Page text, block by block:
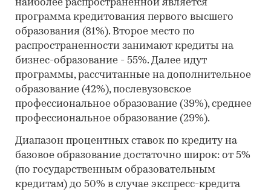
наиболее распространенной является
программа кредитования первого высшего
образования (81%). Второе место по
распространенности занимают кредиты на
бизнес-образование - 55%. Далее идут
программы, рассчитанные на дополнительное
образование (42%), послевузовское
профессиональное образование (39%), среднее
профессиональное образование (29%).
Диапазон процентных ставок по кредиту на
базовое образование достаточно широк: от 5%
(по государственным образовательным
кредитам) до 50% в случае экспресс-кредита